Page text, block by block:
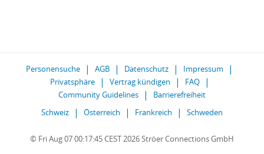
Personensuche AGB Datenschutz
Impressum
Privatsphäre
Vertrag kündigen
FAQ
Community Guidelines
Barrierefreiheit
Schweiz
Österreich Frankreich Schweden
© Fri Aug 07 00:17:45 CEST 2026 Ströer Connections GmbH